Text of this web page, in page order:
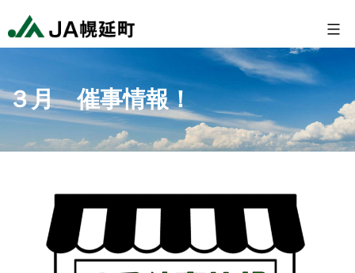
ン
ン
ツ
へ
延
農
業
協
３月 催事情報！